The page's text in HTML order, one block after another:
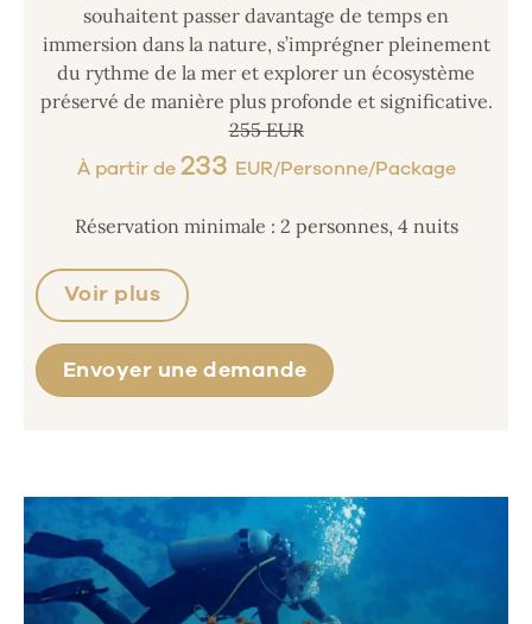
souhaitent passer davantage de temps en
immersion dans la nature, s’imprégner pleinement
du rythme de la mer et explorer un écosystème
préservé de manière plus profonde et significative.
255 EUR
À partir de 233 EUR/Personne/Package
Réservation minimale : 2 personnes, 4 nuits
Voir plus
Envoyer une demande